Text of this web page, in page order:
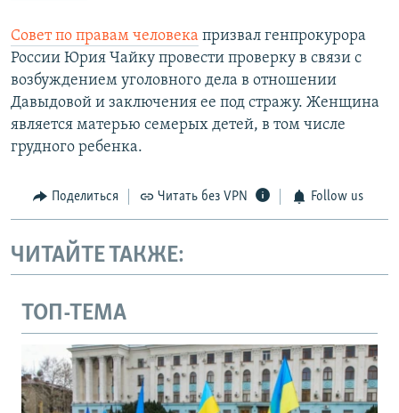
Совет по правам человека призвал генпрокурора
России Юрия Чайку провести проверку в связи с
возбуждением уголовного дела в отношении
Давыдовой и заключения ее под стражу. Женщина
является матерью семерых детей, в том числе
грудного ребенка.
Поделиться Читать без VPN Follow us
ЧИТАЙТЕ ТАКЖЕ:
ТОП-ТЕМА